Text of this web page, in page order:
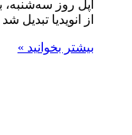
اپل روز
از انویدیا تبدیل
بیشتر بخوانید »